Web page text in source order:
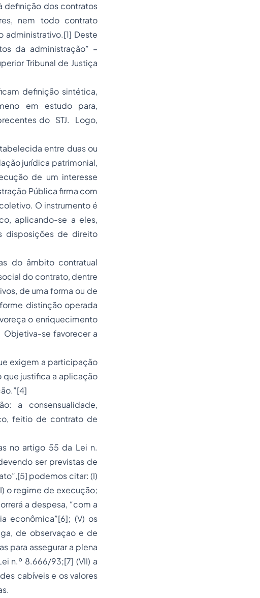
definição dos contratos
nem todo contrato
administrativo.[1] Deste
da administração” –
Tribunal de Justiça
definição sintética,
em estudo para,
do STJ. Logo,
entre duas ou
jurídica patrimonial,
de um interesse
Pública firma com
O instrumento é
aplicando-se a eles,
disposições de direito
do âmbito contratual
do contrato, dentre
de uma forma ou de
distinção operada
o enriquecimento
se favorecer a
exigem a participação
que justifica a aplicação
a consensualidade,
feitio de contrato de
no artigo 55 da Lei n.
ser previstas de
podemos citar: (I)
o regime de execução;
a despesa, “com a
econômica”[6]; (V) os
de observaçao e de
para assegurar a plena
n.º 8.666/93;[7] (VII) a
cabíveis e os valores